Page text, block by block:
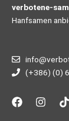
verbotene-
Hanfsamen
(+386) (0)
F
a
I
n
T
i